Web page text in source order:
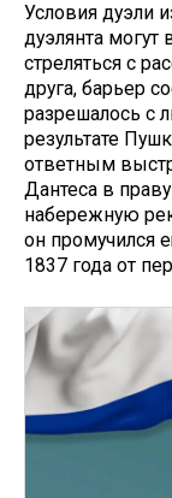
Условия дуэли
дуэлянта
стреляться с
друга, барьер
разрешалось с
результате
ответным
Дантеса в
набережную
он промучился
1837 года от